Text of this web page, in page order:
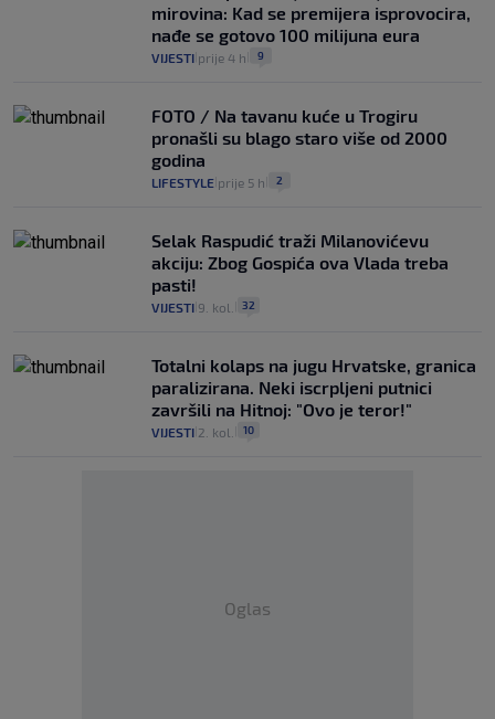
mirovina: Kad se premijera isprovocira,
nađe se gotovo 100 milijuna eura
VIJESTI prije 4 h 9
FOTO / Na tavanu kuće u Trogiru
pronašli su blago staro više od 2000
godina
LIFESTYLE prije 5 h 2
Selak Raspudić traži Milanovićevu
akciju: Zbog Gospića ova Vlada treba
pasti!
VIJESTI 9. kol. 32
Totalni kolaps na jugu Hrvatske, granica
paralizirana. Neki iscrpljeni putnici
završili na Hitnoj: "Ovo je teror!"
VIJESTI 2. kol. 10
Oglas